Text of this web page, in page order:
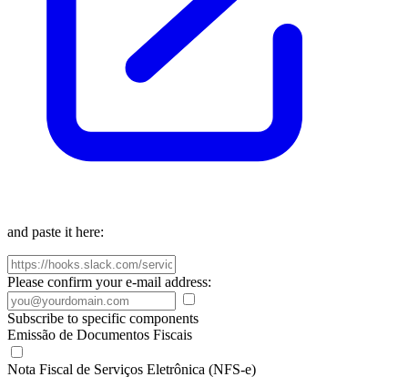
and paste it here:
Please confirm your e-mail address:
Subscribe to specific components
Emissão de Documentos Fiscais
Nota Fiscal de Serviços Eletrônica (NFS-e)